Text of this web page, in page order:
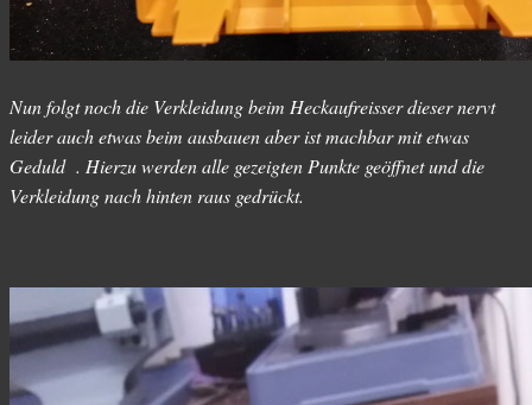
Nun folgt noch die Verkleidung beim Heckaufreisser dieser nervt
leider auch etwas beim ausbauen aber ist machbar mit etwas
Geduld . Hierzu werden alle gezeigten Punkte geöffnet und die
Verkleidung nach hinten raus gedrückt.